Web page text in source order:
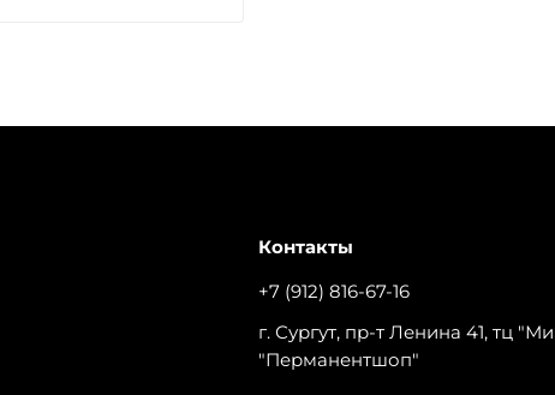
Контакты
+7 (912) 816-67-16
г. Сургут, пр-т Ленина 41, тц
"Перманентшоп"